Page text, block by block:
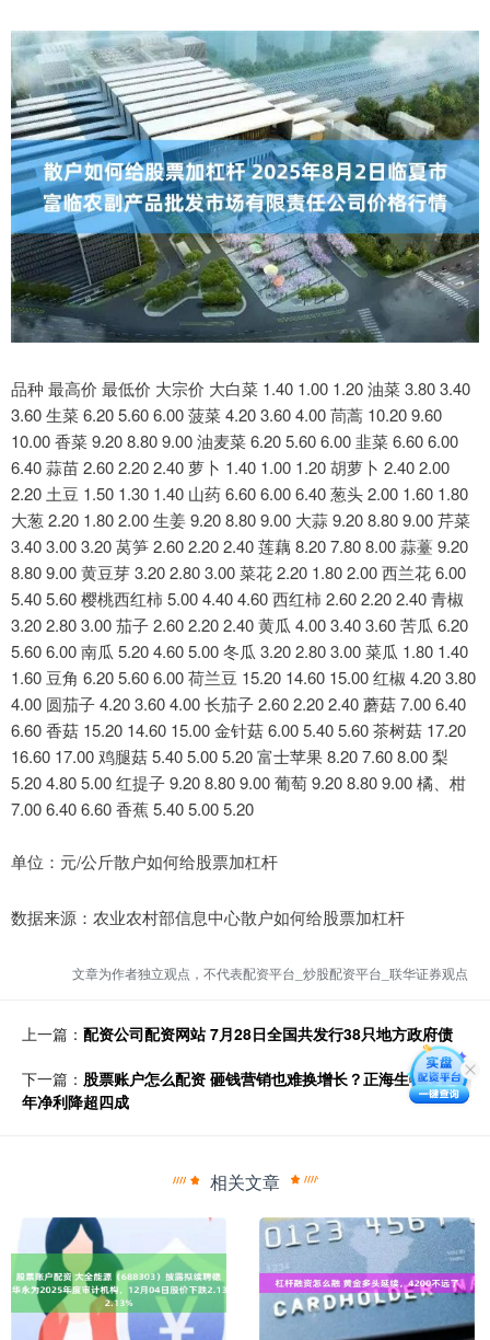
品种 最高价 最低价 大宗价 大白菜 1.40 1.00 1.20 油菜 3.80 3.40
3.60 生菜 6.20 5.60 6.00 菠菜 4.20 3.60 4.00 茼蒿 10.20 9.60
10.00 香菜 9.20 8.80 9.00 油麦菜 6.20 5.60 6.00 韭菜 6.60 6.00
6.40 蒜苗 2.60 2.20 2.40 萝卜 1.40 1.00 1.20 胡萝卜 2.40 2.00
2.20 土豆 1.50 1.30 1.40 山药 6.60 6.00 6.40 葱头 2.00 1.60 1.80
大葱 2.20 1.80 2.00 生姜 9.20 8.80 9.00 大蒜 9.20 8.80 9.00 芹菜
3.40 3.00 3.20 莴笋 2.60 2.20 2.40 莲藕 8.20 7.80 8.00 蒜薹 9.20
8.80 9.00 黄豆芽 3.20 2.80 3.00 菜花 2.20 1.80 2.00 西兰花 6.00
5.40 5.60 樱桃西红柿 5.00 4.40 4.60 西红柿 2.60 2.20 2.40 青椒
3.20 2.80 3.00 茄子 2.60 2.20 2.40 黄瓜 4.00 3.40 3.60 苦瓜 6.20
5.60 6.00 南瓜 5.20 4.60 5.00 冬瓜 3.20 2.80 3.00 菜瓜 1.80 1.40
1.60 豆角 6.20 5.60 6.00 荷兰豆 15.20 14.60 15.00 红椒 4.20 3.80
4.00 圆茄子 4.20 3.60 4.00 长茄子 2.60 2.20 2.40 蘑菇 7.00 6.40
6.60 香菇 15.20 14.60 15.00 金针菇 6.00 5.40 5.60 茶树菇 17.20
16.60 17.00 鸡腿菇 5.40 5.00 5.20 富士苹果 8.20 7.60 8.00 梨
5.20 4.80 5.00 红提子 9.20 8.80 9.00 葡萄 9.20 8.80 9.00 橘、柑
7.00 6.40 6.60 香蕉 5.40 5.00 5.20
单位：元/公斤散户如何给股票加杠杆
数据来源：农业农村部信息中心散户如何给股票加杠杆
文章为作者独立观点，不代表配资平台_炒股配资平台_联华证券观点
上一篇： 配资公司配资网站 7月28日全国共发行38只地方政府债
下一篇： 股票账户怎么配资 砸钱营销也难换增长？正海生物上半
年净利降超四成
相关文章